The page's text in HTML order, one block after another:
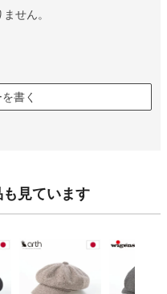
せん。
書く
見ています